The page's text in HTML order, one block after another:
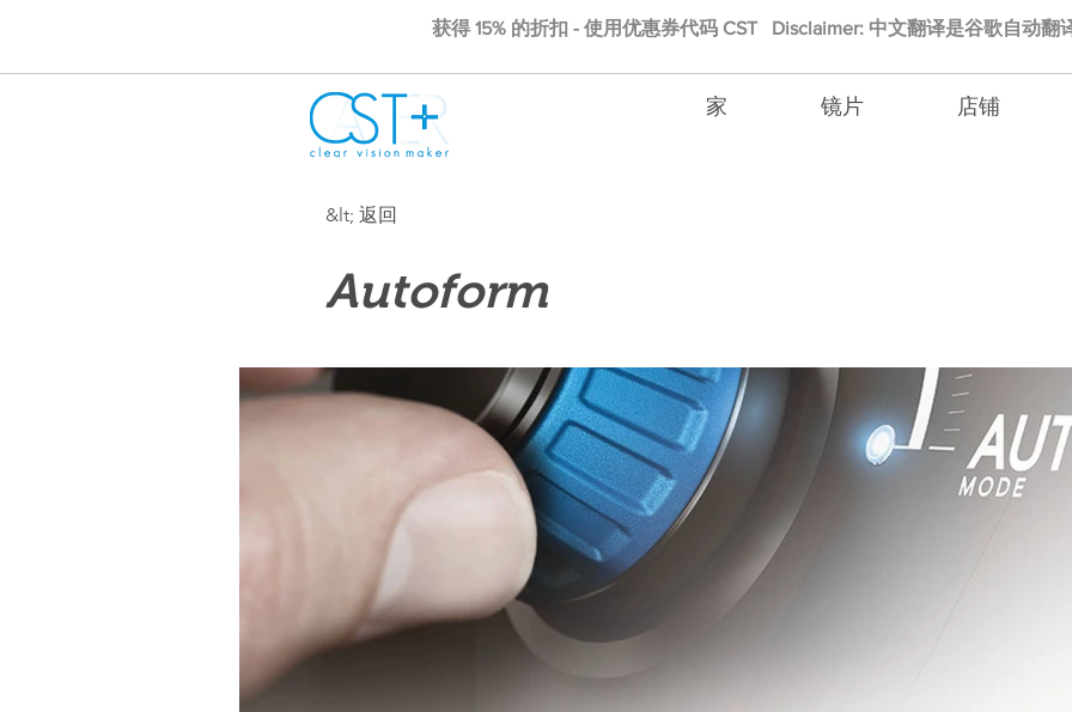
家 镜片 店铺
获得 15% 的折扣 - 使用优惠券代码 CST Disclaimer: 中文翻译是谷歌自动翻
&lt; 返回
Autoform